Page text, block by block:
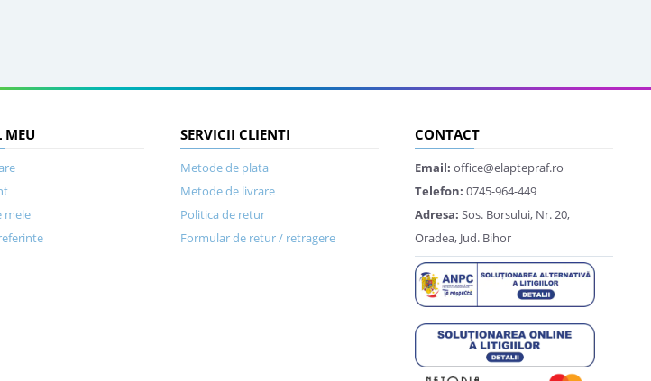
MEU
mele
SERVICII CLIENTI
Metode de plata
Metode de livrare
Politica de retur
Formular de retur / retragere
CONTACT
Email: office@elaptepraf.ro
Telefon: 0745-964-449
Adresa: Sos. Borsului, Nr. 20,
Oradea, Jud. Bihor